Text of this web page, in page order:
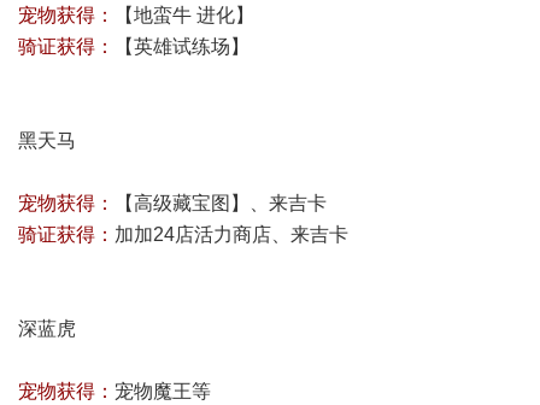
宠物获得：
【地蛮牛 进化】
骑证获得：
【英雄试练场 】
黑天马
宠物获得：
【高级藏宝图】、来吉卡
骑证获得： 加加24店活力商店、来吉卡
深蓝虎
宠物获得： 宠物魔王等